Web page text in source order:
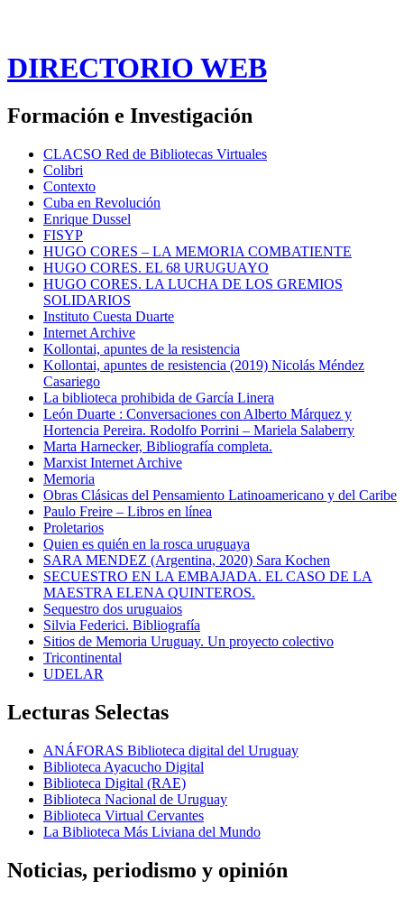
DIRECTORIO WEB
Formación e Investigación
CLACSO Red de Bibliotecas Virtuales
Colibri
Contexto
Cuba en Revolución
Enrique Dussel
FISYP
HUGO CORES – LA MEMORIA COMBATIENTE
HUGO CORES. EL 68 URUGUAYO
HUGO CORES. LA LUCHA DE LOS GREMIOS
SOLIDARIOS
Instituto Cuesta Duarte
Internet Archive
Kollontai, apuntes de la resistencia
Kollontai, apuntes de resistencia (2019) Nicolás Méndez
Casariego
La biblioteca prohibida de García Linera
León Duarte : Conversaciones con Alberto Márquez y
Hortencia Pereira. Rodolfo Porrini – Mariela Salaberry
Marta Harnecker, Bibliografía completa.
Marxist Internet Archive
Memoria
Obras Clásicas del Pensamiento Latinoamericano y del Caribe
Paulo Freire – Libros en línea
Proletarios
Quien es quién en la rosca uruguaya
SARA MENDEZ (Argentina, 2020) Sara Kochen
SECUESTRO EN LA EMBAJADA. EL CASO DE LA
MAESTRA ELENA QUINTEROS.
Sequestro dos uruguaios
Silvia Federici. Bibliografía
Sitios de Memoria Uruguay. Un proyecto colectivo
Tricontinental
UDELAR
Lecturas Selectas
ANÁFORAS Biblioteca digital del Uruguay
Biblioteca Ayacucho Digital
Biblioteca Digital (RAE)
Biblioteca Nacional de Uruguay
Biblioteca Virtual Cervantes
La Biblioteca Más Liviana del Mundo
Noticias, periodismo y opinión